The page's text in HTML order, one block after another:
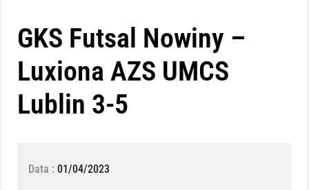
GKS Futsal Nowiny –
Luxiona AZS UMCS
Lublin 3-5
Data : 01/04/2023